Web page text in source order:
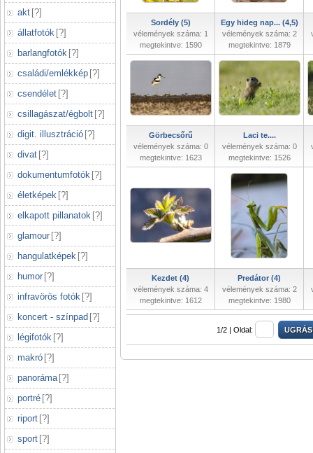
akt [?]
állatfotók [?]
barlangfotók [?]
családi/emlékkép [?]
csendélet [?]
csillagászat/égbolt [?]
digit. illusztráció [?]
divat [?]
dokumentumfotók [?]
életképek [?]
elkapott pillanatok [?]
glamour [?]
hangulatképek [?]
humor [?]
infravörös fotók [?]
koncert - színpad [?]
légifotók [?]
makró [?]
panoráma [?]
portré [?]
riport [?]
sport [?]
Sordély (5)
vélemények száma: 1
megtekintve: 1590
Egy hideg nap... (4,5)
vélemények száma: 2
megtekintve: 1879
Görbecsőrű
vélemények száma: 0
megtekintve: 1623
Laci te....
vélemények száma: 0
megtekintve: 1526
Kezdet (4)
vélemények száma: 4
megtekintve: 1612
Predátor (4)
vélemények száma: 2
megtekintve: 1980
1/2 | Oldal: